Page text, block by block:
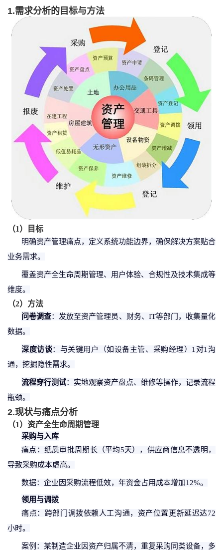
1.需求分析的目标与方法
（1） 目标
明确资产管理痛点，定义系统功能边界，确保解决方案贴合
业务需求。
覆盖资产全生命周期管理、用户体验、合规性及技术集成等
维度。
（2） 方法
问卷调查：发放至资产管理员、财务、 IT等部门，收集量化
数据。
深度访谈：与关键用户（如设备主管、采购经理） 1对1沟
通，挖掘隐性需求。
流程穿行测试：实地观察资产盘点、维修等操作，记录流程
瓶颈。
2.现状与痛点分析
（1） 资产全生命周期管理
采购与入库
痛点：纸质审批周期长（平均5天），供应商信息不透明，
导致采购成本虚高。
数据：企业因采购流程低效，年资金占用成本增加12%。
领用与调拨
痛点：跨部门调拨依赖人工沟通，资产位置更新延迟达72
小时。
案例： 某制造企业因资产归属不清，重复采购同类设备，多